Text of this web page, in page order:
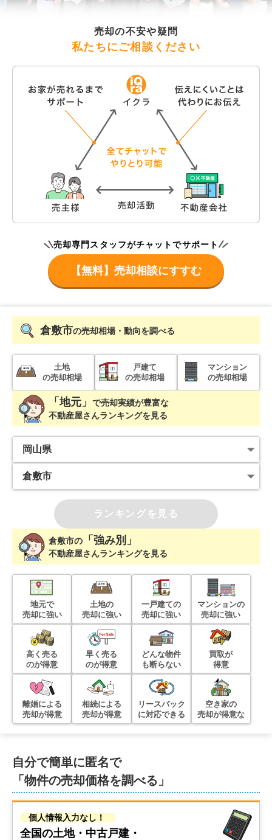
売却の不安や疑問
私たちにご相談ください
売却専門スタッフがチャットでサポート
【無料】売却相談にすすむ
倉敷市の売却相場・動向を調べる
土地
の売却相場
戸建て
の売却相場
マンション
の売却相場
「地元」 で売却実績が豊富な
不動産屋さんランキングを見る
ランキングを見る
倉敷市の「強み別」
不動産屋さんランキングを見る
地元で
売却に強い
土地の
売却に強い
一戸建ての
売却に強い
マンションの
売却に強い
高く売る
のが得意
早く売る
のが得意
どんな物件
も断らない
買取が
得意
離婚による
売却が得意
相続による
売却が得意
リースバック
に対応できる
空き家の
売却が得意な
自分で簡単に匿名で
「物件の売却価格を調べる」
個人情報入力なし！
全国の土地・中古戸建・